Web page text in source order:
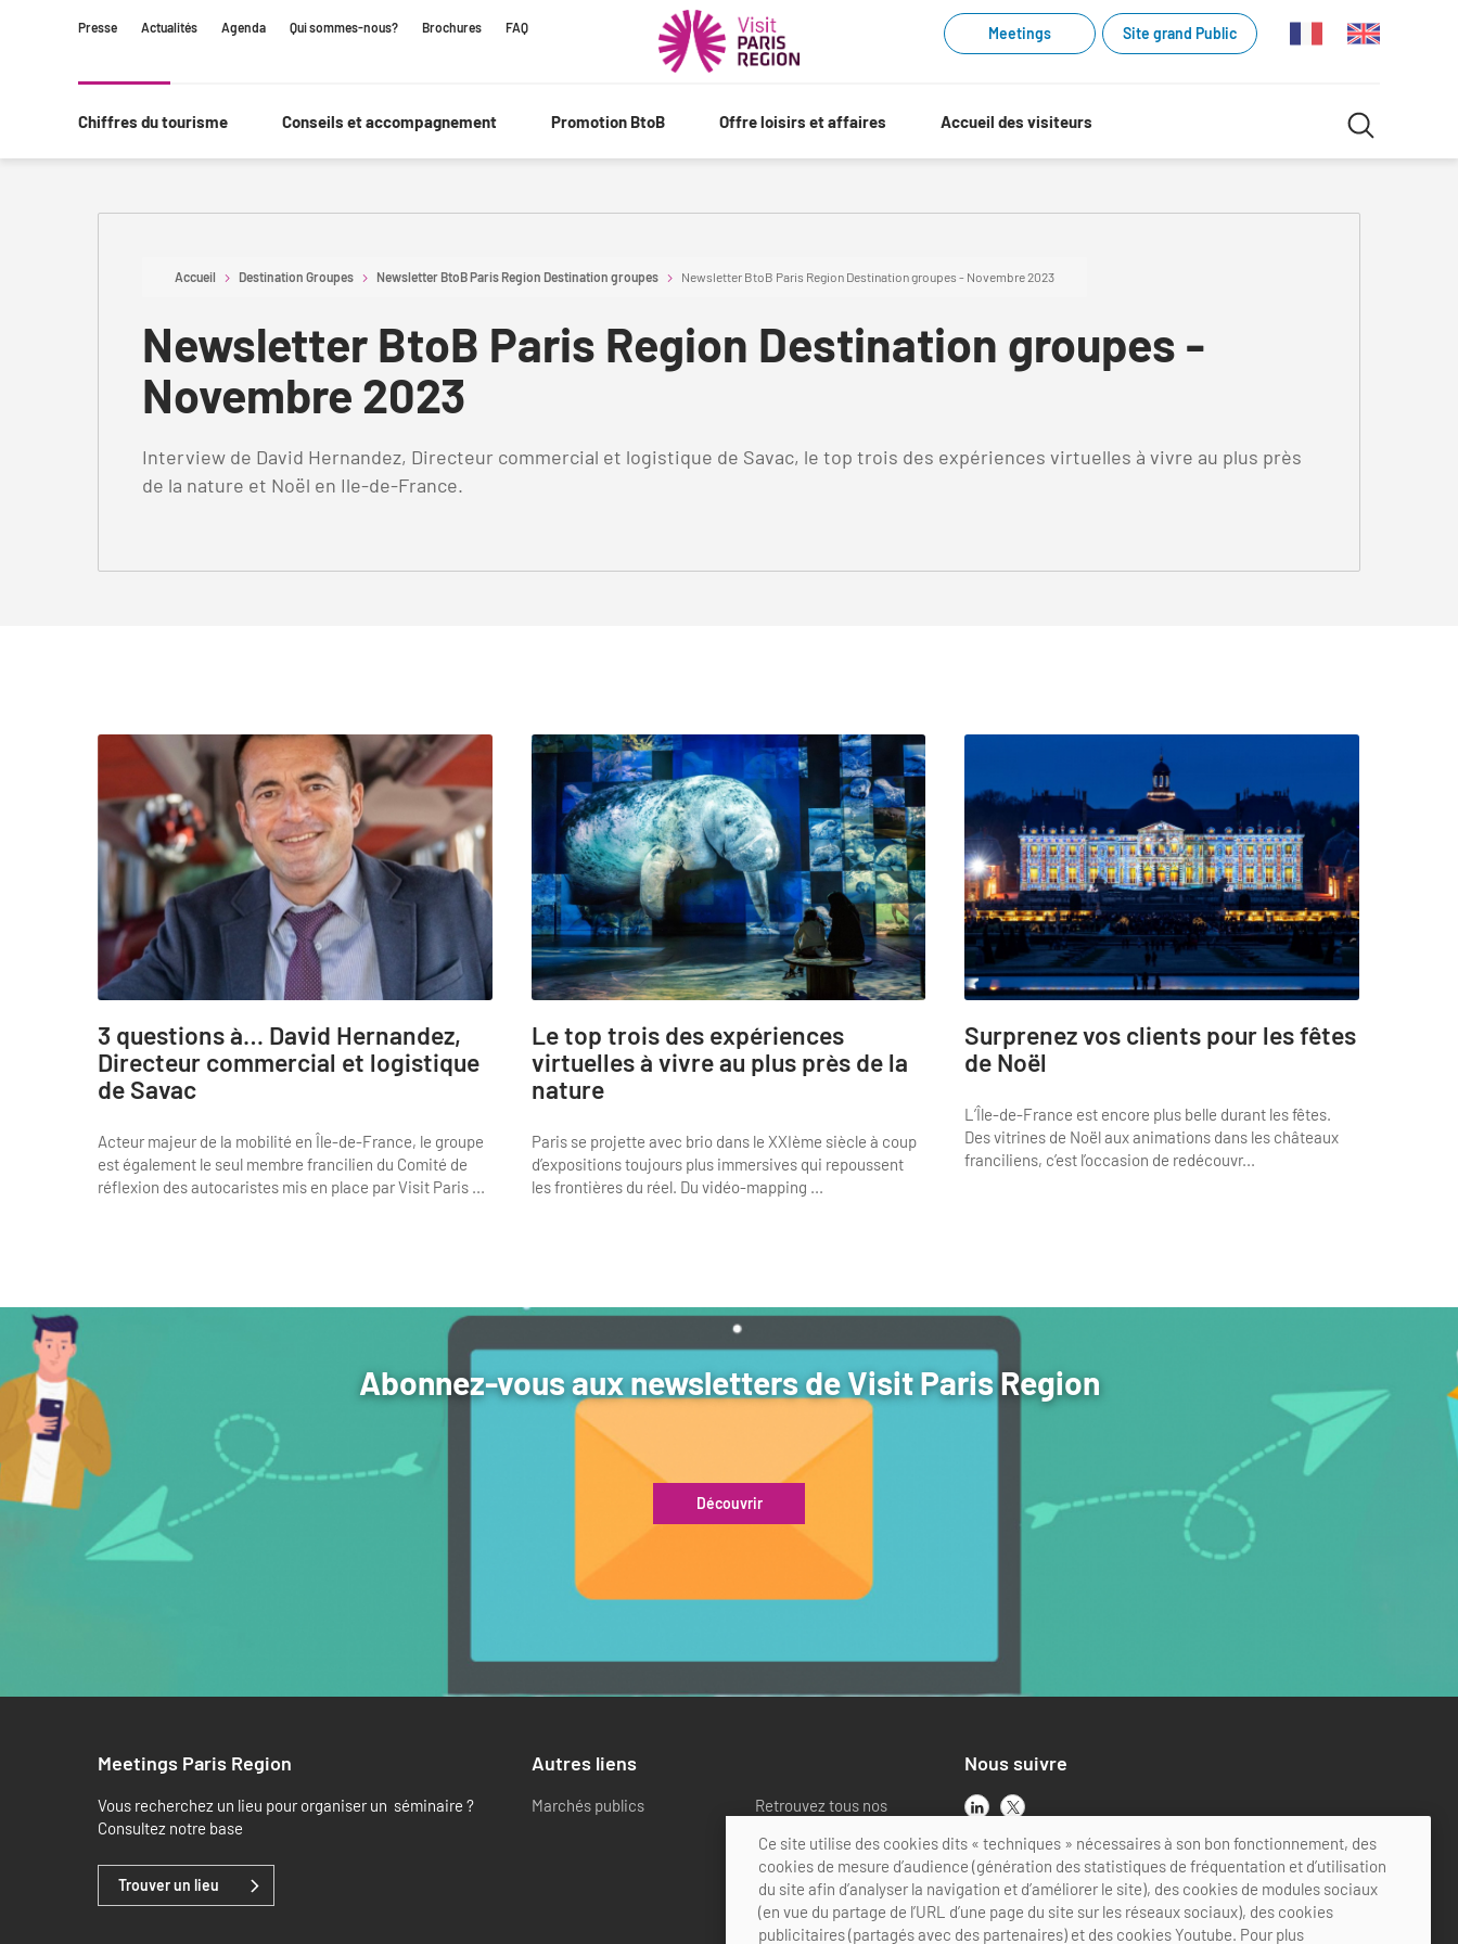
Navigation
RecherchePresse Actualités Agenda Qui sommes-nous? Brochures FAQ Meetings Site grand Public
Chiffres du tourisme Conseils et accompagnement Promotion BtoB Offre loisirs et affaires Accueil des visiteurs Recherche
Accueil Destination Groupes Newsletter BtoB Paris Region Destination groupes Newsletter BtoB Paris Region Destination groupes - Novembre 2023
Newsletter BtoB Paris Region Destination groupes -
Novembre 2023
Interview de David Hernandez, Directeur commercial et logistique de Savac, le top trois des expériences virtuelles à vivre au plus près
de la nature et Noël en Ile-de-France.
3 questions à… David Hernandez,
Directeur commercial et logistique
de Savac
Acteur majeur de la mobilité en Île-de-France, le groupe
est également le seul membre francilien du Comité de
réflexion des autocaristes mis en place par Visit Paris ...
Le top trois des expériences
virtuelles à vivre au plus près de la
nature
Paris se projette avec brio dans le XXIème siècle à coup
d’expositions toujours plus immersives qui repoussent
les frontières du réel. Du vidéo-mapping ...
Surprenez vos clients pour les fêtes
de Noël
L’Île-de-France est encore plus belle durant les fêtes.
Des vitrines de Noël aux animations dans les châteaux
franciliens, c’est l’occasion de redécouvr...
Abonnez-vous aux newsletters de Visit Paris Region
Découvrir
Meetings Paris Region
Vous recherchez un lieu pour organiser un séminaire ?
Consultez notre base
Trouver un lieu
Autres liens
Marchés publics
Retrouvez tous nos
Nous suivre
Ce site utilise des cookies dits « techniques » nécessaires à son bon fonctionnement, des
cookies de mesure d’audience (génération des statistiques de fréquentation et d’utilisation
du site afin d’analyser la navigation et d’améliorer le site), des cookies de modules sociaux
(en vue du partage de l’URL d’une page du site sur les réseaux sociaux), des cookies
publicitaires (partagés avec des partenaires) et des cookies Youtube. Pour plus